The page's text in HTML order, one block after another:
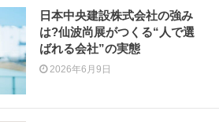
日本中央建設株式会社の強み
は?仙波尚展がつくる“人で選
ばれる会社”の実態
2026年6月9日